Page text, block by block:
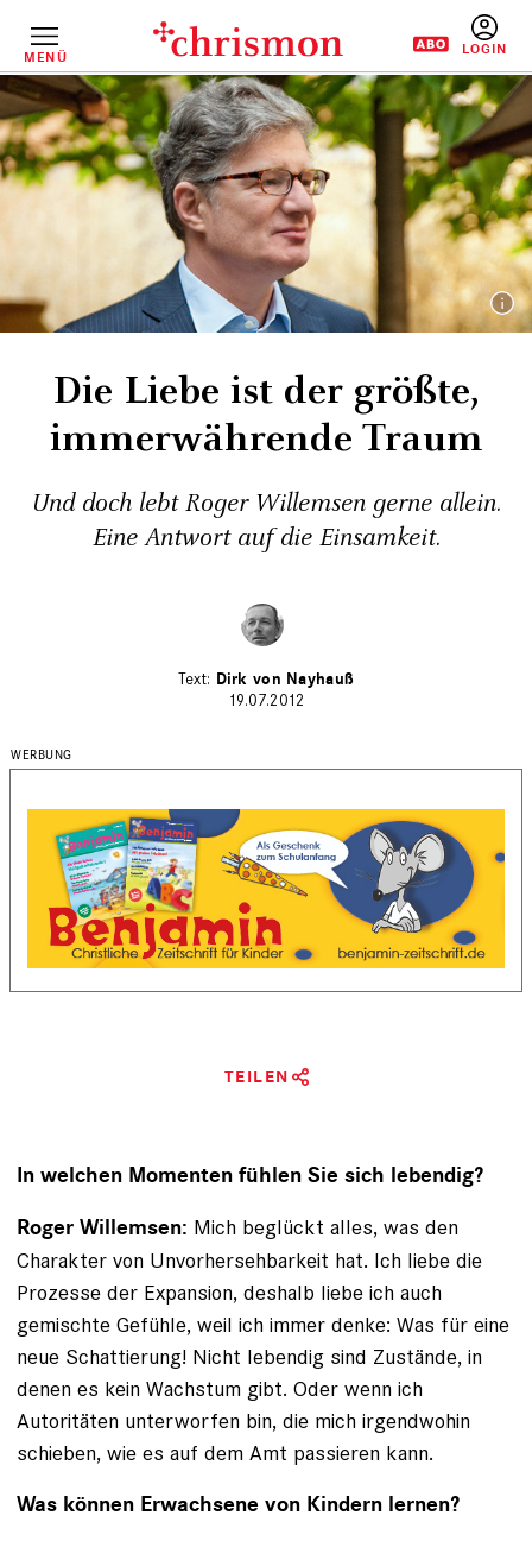
InhaltMENÜ
Die Liebe ist der größte,
immerwährende Traum
Und doch lebt Roger Willemsen gerne allein.
Eine Antwort auf die Einsamkeit.
Dirk von Nayhauß
19.07.2012
TEILEN
In welchen Momenten fühlen Sie sich lebendig?
Roger Willemsen: Mich beglückt alles, was den
Charakter von Unvorhersehbarkeit hat. Ich liebe die
Prozesse der Expansion, deshalb liebe ich auch
gemischte Gefühle, weil ich immer denke: Was für eine
neue Schattierung! Nicht lebendig sind Zustände, in
denen es kein Wachstum gibt. Oder wenn ich
Autoritäten unterworfen bin, die mich irgendwohin
schieben, wie es auf dem Amt passieren kann.
Was können Erwachsene von Kindern lernen?